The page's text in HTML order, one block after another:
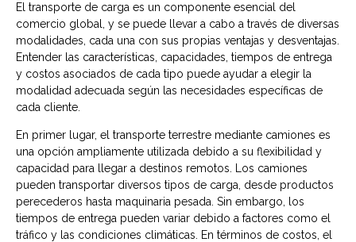
El transporte de carga es un componente esencial del
comercio global, y se puede llevar a cabo a través de diversas
modalidades, cada una con sus propias ventajas y desventajas.
Entender las características, capacidades, tiempos de entrega
y costos asociados de cada tipo puede ayudar a elegir la
modalidad adecuada según las necesidades específicas de
cada cliente.
En primer lugar, el transporte terrestre mediante camiones es
una opción ampliamente utilizada debido a su flexibilidad y
capacidad para llegar a destinos remotos. Los camiones
pueden transportar diversos tipos de carga, desde productos
perecederos hasta maquinaria pesada. Sin embargo, los
tiempos de entrega pueden variar debido a factores como el
tráfico y las condiciones climáticas. En términos de costos, el